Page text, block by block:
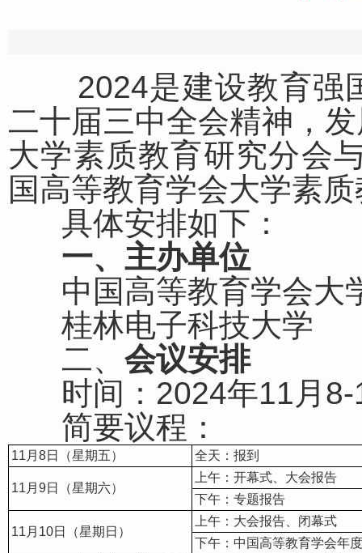
2024是建设教育强国
二十届三中全会精神，
大学素质教育研究分会
国高等教育学会大学素
具体安排如下：
一、主办单位
中国高等教育学会大
桂林电子科技大学
二、 会议安排
时间：2024年11月8-
简要议程：
11月8日（星期五） 全天：报到
11月9日（星期六）
上午：开幕式、大会报告
下午：专题报告
11月10日（星期日）
上午：大会报告、闭幕式
下午：中国高等教育学会年